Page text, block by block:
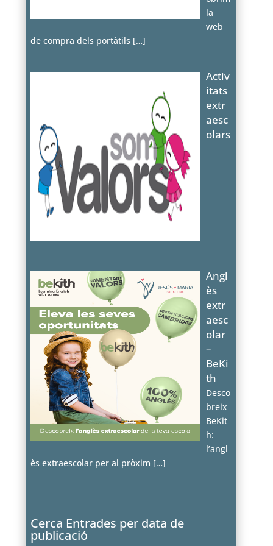
la
web
de compra dels portàtils […]
Activ
itats
extr
aesc
olars
Angl
ès
extr
aesc
olar
–
BeKi
th
Desco
breix
BeKit
h:
l’angl
ès extraescolar per al pròxim […]
Cerca Entrades per data de
publicació